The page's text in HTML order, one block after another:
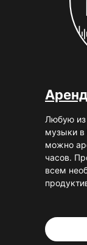
Любую из
музыки в
можно
часов.
всем